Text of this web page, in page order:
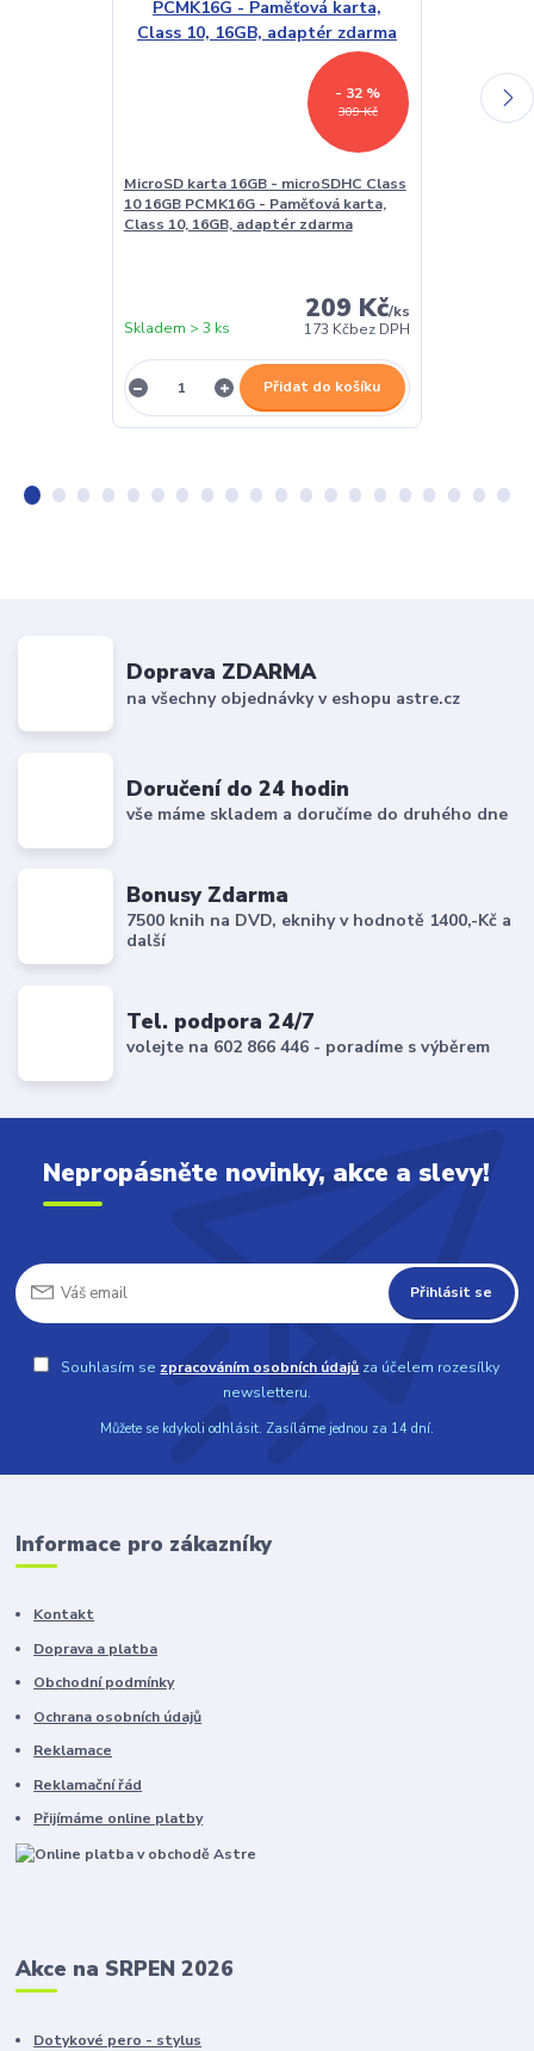
309 Kč
- 32 %
MicroSD karta 16GB - microSDHC Class
10 16GB PCMK16G - Paměťová karta,
Class 10, 16GB, adaptér zdarma
209 Kč/ks
173 Kčbez DPH
Skladem > 3 ks
Přidat do košíku
Doprava ZDARMA
na všechny objednávky v eshopu astre.cz
Doručení do 24 hodin
vše máme skladem a doručíme do druhého dne
Bonusy Zdarma
7500 knih na DVD, eknihy v hodnotě 1400,-Kč a
další
Tel. podpora 24/7
volejte na 602 866 446 - poradíme s výběrem
Nepropásněte novinky, akce a slevy!
Přihlásit se
Souhlasím se zpracováním osobních údajů za účelem rozesílky
newsletteru.
Můžete se kdykoli odhlásit. Zasíláme jednou za 14 dní.
Informace pro zákazníky
Kontakt
Doprava a platba
Obchodní podmínky
Ochrana osobních údajů
Reklamace
Reklamační řád
Přijímáme online platby
Akce na SRPEN 2026
Dotykové pero - stylus